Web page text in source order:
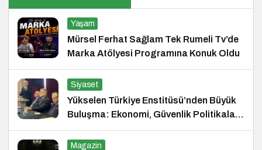
Yaşam
Mürsel Ferhat Sağlam Tek Rumeli Tv’de
Marka Atölyesi Programına Konuk Oldu
Siyaset
Yükselen Türkiye Enstitüsü’nden Büyük
Buluşma: Ekonomi, Güvenlik Politikaları
ve Hukuk Konferansı
Magazin